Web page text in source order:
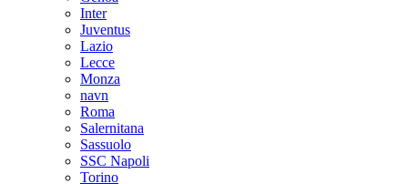
Inter
Juventus
Lazio
Lecce
Monza
navn
Roma
Salernitana
Sassuolo
SSC Napoli
Torino